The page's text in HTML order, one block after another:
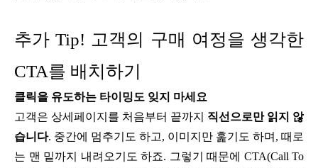
추가 Tip! 고객의 구매 여정을 생각한
CTA를 배치하기
클릭을 유도하는 타이밍도 잊지 마세요
고객은 상세페이지를 처음부터 끝까지 직선으로만 읽지 않
습니다. 중간에 멈추기도 하고, 이미지만 훑기도 하며, 때로
는 맨 밑까지 내려오기도 하죠. 그렇기 때문에 CTA(Call To